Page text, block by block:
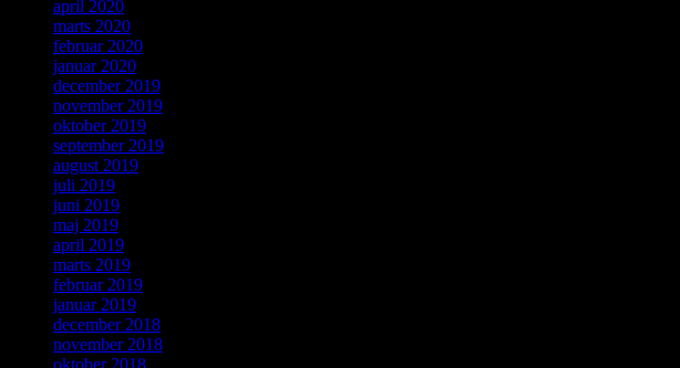
april 2020
marts 2020
februar 2020
januar 2020
december 2019
november 2019
oktober 2019
september 2019
august 2019
juli 2019
juni 2019
maj 2019
april 2019
marts 2019
februar 2019
januar 2019
december 2018
november 2018
oktober 2018